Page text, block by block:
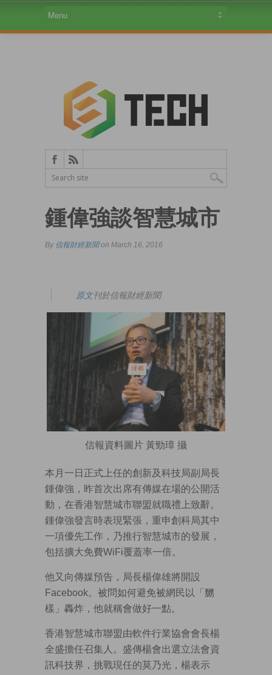
鍾偉強談智慧城市
By 信報財經新聞on March 16, 2016
原文刊於信報財經新聞
信報資料圖片 黃勁璋 攝
本月一日正式上任的創新及科技局副局長
鍾偉強，昨首次出席有傳媒在場的公開活
動，在香港智慧城市聯盟就職禮上致辭。
鍾偉強發言時表現緊張，重申創科局其中
一項優先工作，乃推行智慧城市的發展，
包括擴大免費WiFi覆蓋率一倍。
他又向傳媒預告，局長楊偉雄將開設
Facebook。被問如何避免被網民以「嬲
樣」轟炸，他就稱會做好一點。
香港智慧城市聯盟由軟件行業協會會長楊
全盛擔任召集人。盛傳楊會出選立法會資
訊科技界，挑戰現任的莫乃光，楊表示